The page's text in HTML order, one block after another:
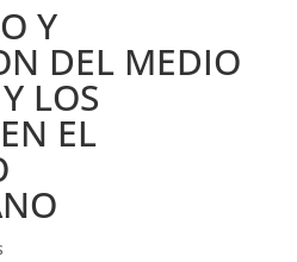
Y
DEL MEDIO
LOS
EL